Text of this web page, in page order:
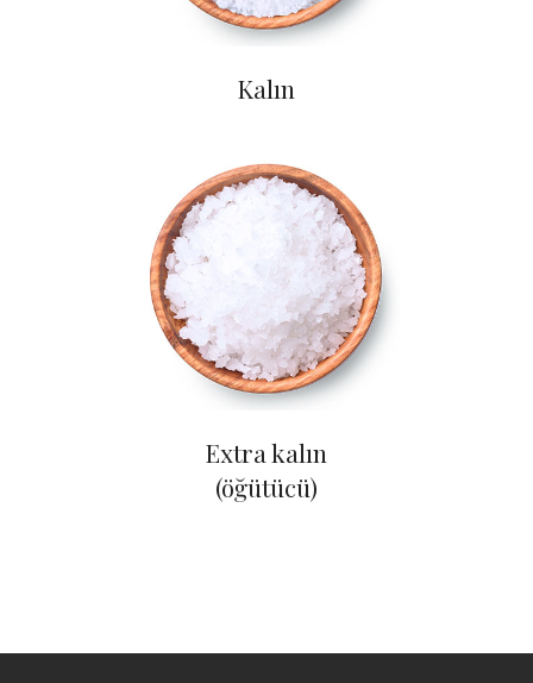
Kalın
Extra kalın
(öğütücü)